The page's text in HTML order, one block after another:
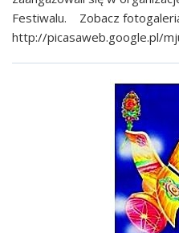
Festiwalu. Zobacz
http://picasaweb.google.pl/